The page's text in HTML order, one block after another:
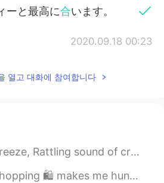
ーと最高に合います。
2020.09.18 00:23
2020.09.18 00:20
열고 대화에 참여합니다
crushed twigs, Walking into the mist, What a lovely day it ...
Time for an early dinner and a drink as it’s Monday tomo...